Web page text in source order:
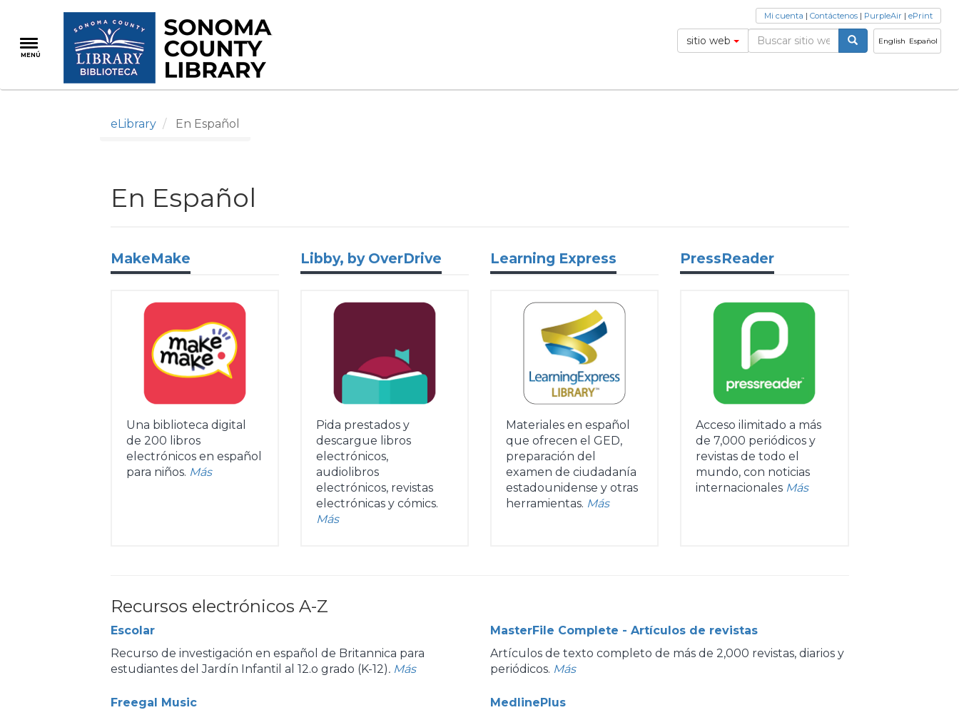
contenido
principal
MENÚ
English Español
sitio web
Mi cuenta | Contáctenos | PurpleAir | ePrint
eLibrary En Español
En Español
MakeMake
Una biblioteca digital
de 200 libros
electrónicos en español
para niños. Más
Libby, by OverDrive
Pida prestados y
descargue libros
electrónicos,
audiolibros
electrónicos, revistas
electrónicas y cómics.
Más
Learning Express
Materiales en español
que ofrecen el GED,
preparación del
examen de ciudadanía
estadounidense y otras
herramientas. Más
PressReader
Acceso ilimitado a más
de 7,000 periódicos y
revistas de todo el
mundo, con noticias
internacionales Más
Recursos electrónicos A-Z
Escolar
Recurso de investigación en español de Britannica para
estudiantes del Jardín Infantil al 12.o grado (K-12). Más
Freegal Music
MasterFile Complete - Artículos de revistas
Artículos de texto completo de más de 2,000 revistas, diarios y
periódicos. Más
MedlinePlus